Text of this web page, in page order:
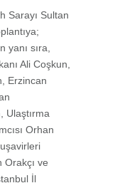
Sarayı Sultan
yanı sıra,
Ali Coşkun,
Erzincan
Ulaştırma
Orhan
Orakçı ve
İl